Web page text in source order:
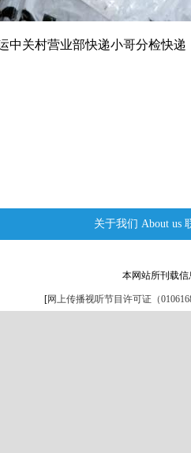
关村营业部快递小哥分检快递
关于我们 About us
本网站所刊载
[网上传播视听节目许可证（